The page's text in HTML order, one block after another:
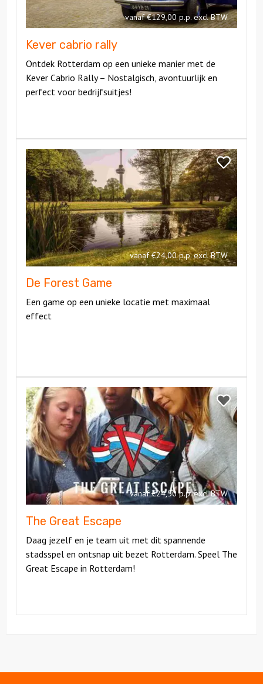
vanaf €129,00 p.p. excl BTW
Kever cabrio rally
Ontdek Rotterdam op een unieke manier met de
Kever Cabrio Rally – Nostalgisch, avontuurlijk en
perfect voor bedrijfsuitjes!
Bekijk
De
Forest
Game
vanaf €24,00 p.p. excl BTW
De Forest Game
Een game op een unieke locatie met maximaal
effect
Bekijk
De
Forest
Game
Bekijk
The
Great
vanaf €24,50 p.p. excl BTW
The Great Escape
Daag jezelf en je team uit met dit spannende
stadsspel en ontsnap uit bezet Rotterdam. Speel The
Great Escape in Rotterdam!
Bekijk
The
Great
Escape